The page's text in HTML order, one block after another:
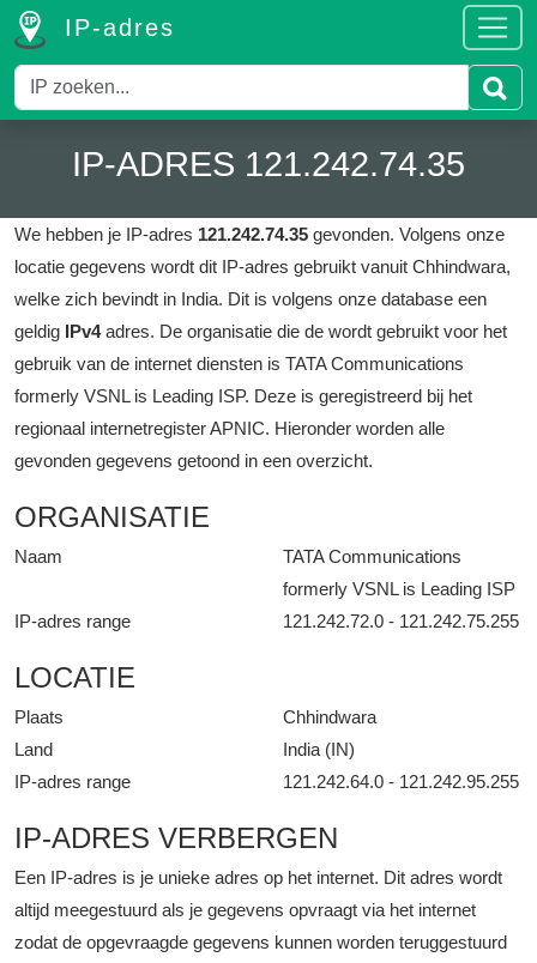
IP-adres
IP-ADRES 121.242.74.35
We hebben je IP-adres 121.242.74.35 gevonden. Volgens onze
locatie gegevens wordt dit IP-adres gebruikt vanuit Chhindwara,
welke zich bevindt in India. Dit is volgens onze database een
geldig IPv4adres. De organisatie die de wordt gebruikt voor het
gebruik van de internet diensten is TATA Communications
formerly VSNL is Leading ISP. Deze is geregistreerd bij het
regionaal internetregister APNIC. Hieronder worden alle
gevonden gegevens getoond in een overzicht.
ORGANISATIE
Naam
TATA Communications
formerly VSNL is Leading ISP
IP-adres range
121.242.72.0 - 121.242.75.255
LOCATIE
Plaats
Chhindwara
Land
India (IN)
IP-adres range
121.242.64.0 - 121.242.95.255
IP-ADRES VERBERGEN
Een IP-adres is je unieke adres op het internet. Dit adres wordt
altijd meegestuurd als je gegevens opvraagt via het internet
zodat de opgevraagde gegevens kunnen worden teruggestuurd